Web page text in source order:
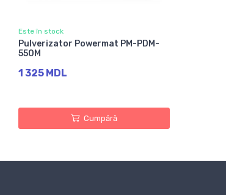
Este în stock
Pulverizator Powermat PM-PDM-
550M
1 325 MDL
Cumpără